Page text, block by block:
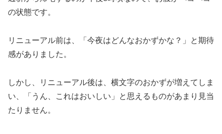
の状態です。
リニューアル前は、「今夜はどんなおかずかな？」と期待
感がありました。
しかし、リニューアル後は、横文字のおかずが増えてしま
い、「うん、これはおいしい」と思えるものがあまり見当
たりません。